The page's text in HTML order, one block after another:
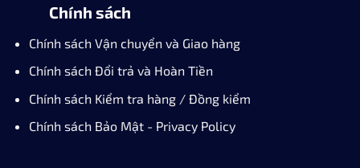
Chính sách
Chính sách Vận chuyển và Giao hàng
Chính sách Đổi trả và Hoàn Tiền
Chính sách Kiểm tra hàng / Đồng kiểm
Chính sách Bảo Mật - Privacy Policy